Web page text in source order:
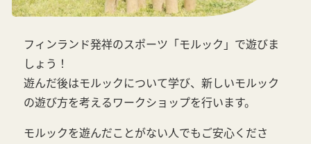
フィンランド発祥のスポーツ「モルック」で遊びま
しょう！
遊んだ後はモルックについて学び、新しいモルック
の遊び方を考えるワークショップを行います。
モルックを遊んだことがない人でもご安心くださ